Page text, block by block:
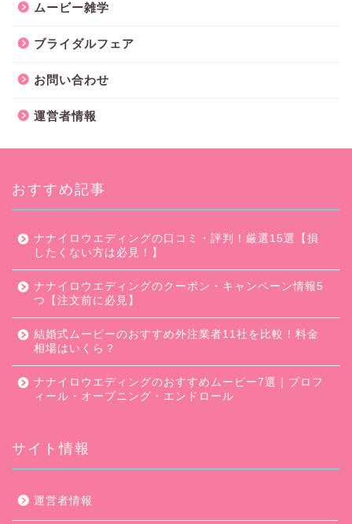
ムービー雑学
ブライダルフェア
お問い合わせ
運営者情報
おすすめ記事
ナナイロウエディングの口コミ・評判！厳選15選【損
したくない方は必見！】
ナナイロウエディングのクーポン・キャンペーン情報5
つ【注文前に必見】
結婚式ムービーのおすすめ外注業者11社を比較！料金
相場はいくら？
ナナイロウエディングのおすすめムービー7選｜プロフ
ィール・オープニング・エンドロール
サイト情報
運営者情報